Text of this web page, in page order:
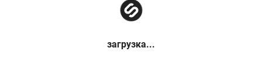
загрузка...